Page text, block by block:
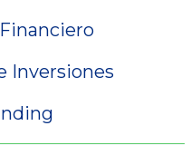
Inversiones